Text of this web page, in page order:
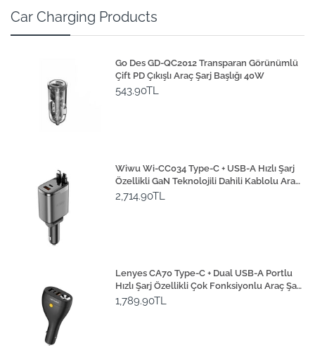
Car Charging Products
Go Des GD-QC2012 Transparan Görünümlü
Çift PD Çıkışlı Araç Şarj Başlığı 40W
543.90TL
Wiwu Wi-CC034 Type-C + USB-A Hızlı Şarj
Özellikli GaN Teknolojili Dahili Kablolu Araç
Şarj Aleti 111W
2,714.90TL
Lenyes CA70 Type-C + Dual USB-A Portlu
Hızlı Şarj Özellikli Çok Fonksiyonlu Araç Şarj
Aleti 20W
1,789.90TL